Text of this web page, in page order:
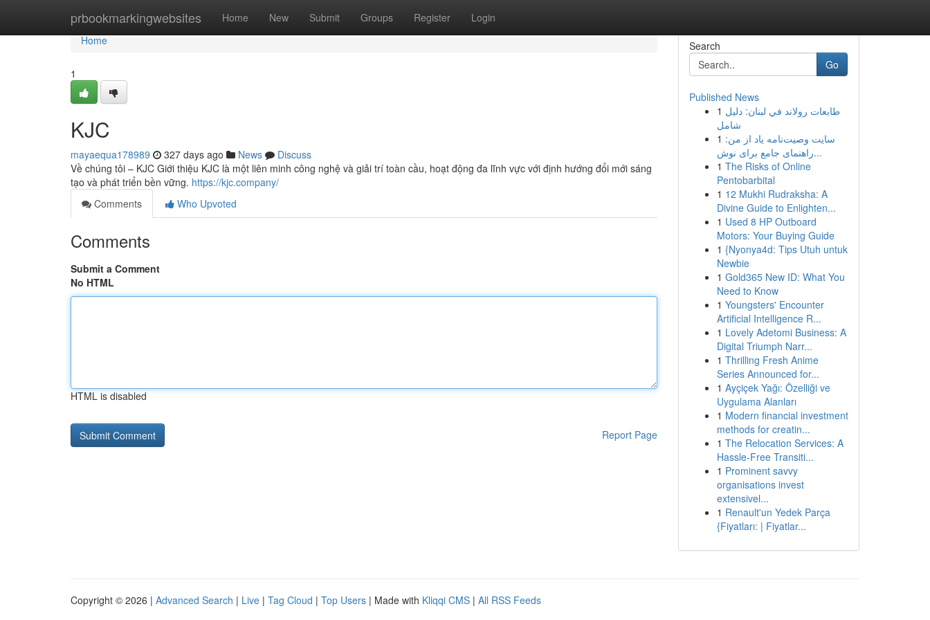
prbookmarkingwebsites Home New Submit Groups Register Login
Home
Home
1
KJC
mayaequa178989 327 days ago News
Discuss
Về chúng tôi – KJC Giới thiệu KJC là một liên minh công nghệ và giải trí toàn cầu, hoạt động đa lĩnh vực với định hướng đổi mới sáng
tạo và phát triển bền vững. https://kjc.company/
Comments
Who Upvoted
Comments
Submit a Comment
No HTML
HTML is disabled
Report Page
Search
Go
Published News
1 طابعات رولاند في لبنان: دليل
شامل
1 سایت وصیت‌نامه یاد از من:
راهنمای جامع برای نوش...
1 The Risks of Online
Pentobarbital
1 12 Mukhi Rudraksha: A
Divine Guide to Enlighten...
1 Used 8 HP Outboard
Motors: Your Buying Guide
1 {Nyonya4d: Tips Utuh untuk
Newbie
1 Gold365 New ID: What You
Need to Know
1 Youngsters' Encounter
Artificial Intelligence R...
1 Lovely Adetomi Business: A
Digital Triumph Narr...
1 Thrilling Fresh Anime
Series Announced for...
1 Ayçiçek Yağı: Özelliği ve
Uygulama Alanları
1 Modern financial investment
methods for creatin...
1 The Relocation Services: A
Hassle-Free Transiti...
1 Prominent savvy
organisations invest
extensivel...
1 Renault'un Yedek Parça
{Fiyatları: | Fiyatlar...
Copyright © 2026 | Advanced Search | Live | Tag Cloud | Top Users | Made with Kliqqi CMS | All RSS Feeds